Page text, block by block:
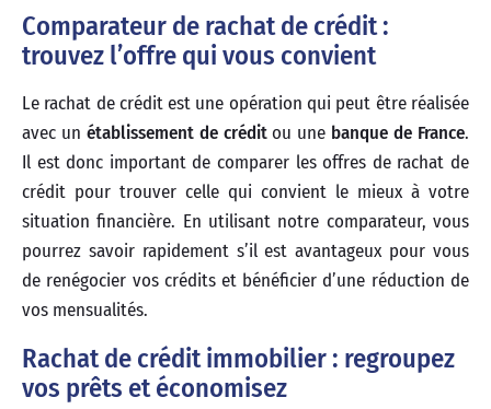
Comparateur de rachat de crédit :
trouvez l’offre qui vous convient
Le rachat de crédit est une opération qui peut être réalisée
avec un établissement de créditou une banque de France.
Il est donc important de comparer les offres de rachat de
crédit pour trouver celle qui convient le mieux à votre
situation financière. En utilisant notre comparateur, vous
pourrez savoir rapidement s’il est avantageux pour vous
de renégocier vos crédits et bénéficier d’une réduction de
vos mensualités.
Rachat de crédit immobilier : regroupez
vos prêts et économisez